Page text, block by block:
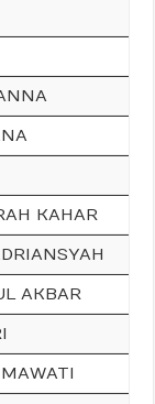
KAHAR
AKBAR